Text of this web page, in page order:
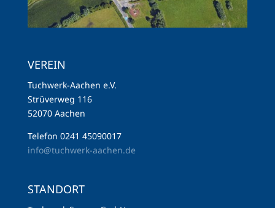
VEREIN
Tuchwerk-Aachen e.V.
Strüverweg 116
52070 Aachen
Telefon 0241 45090017
info@tuchwerk-aachen.de
STANDORT